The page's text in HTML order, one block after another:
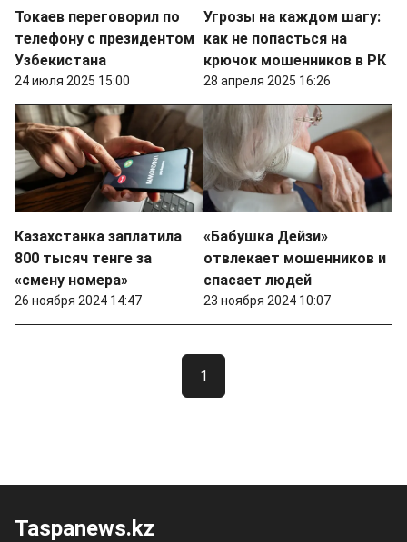
Токаев переговорил по
телефону с президентом
Узбекистана
24 июля 2025 15:00
Угрозы на каждом шагу:
как не попасться на
крючок мошенников в РК
28 апреля 2025 16:26
Казахстанка заплатила
800 тысяч тенге за
«смену номера»
26 ноября 2024 14:47
«Бабушка Дейзи»
отвлекает мошенников и
спасает людей
23 ноября 2024 10:07
1
Taspanews.kz